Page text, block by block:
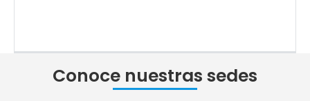
Conoce nuestras sedes